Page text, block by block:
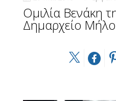
Ομιλία Βενάκη
Δημαρχείο